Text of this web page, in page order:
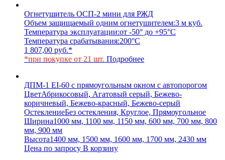
Огнетушитель ОСП-2 мини для РЖД
Объем защищаемый одним огнетушителем:3 м куб.
Температура эксплуатации:от -50° до +95°С
Температура срабатывания:200°С
1 807,00 руб.*
*при покупке от 21 шт. Подробнее
ДПМ-1 EI-60 с прямоугольным окном с автопорогом
ЦветАбрикосовый, Агатовый серый, Бежево-
коричневый, Бежево-красный, Бежево-серый
ОстеклениеБез остекления, Круглое, Прямоугольное
Ширина1000 мм, 1100 мм, 1150 мм, 600 мм, 700 мм, 800
мм, 900 мм
Высота1400 мм, 1500 мм, 1600 мм, 1700 мм, 2430 мм
Цена по запросу В корзину